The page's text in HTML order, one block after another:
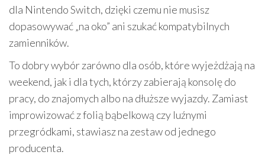
dla Nintendo Switch, dzięki czemu nie musisz
dopasowywać „na oko” ani szukać kompatybilnych
zamienników.
To dobry wybór zarówno dla osób, które wyjeżdżają na
weekend, jak i dla tych, którzy zabierają konsolę do
pracy, do znajomych albo na dłuższe wyjazdy. Zamiast
improwizować z folią bąbelkową czy luźnymi
przegródkami, stawiasz na zestaw od jednego
producenta.